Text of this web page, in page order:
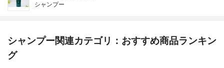
シャンプー
シャンプー関連カテゴリ：おすすめ商品ランキン
グ